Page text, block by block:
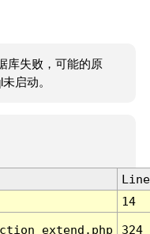
库失败，可能的原
启动。
Line
14
324